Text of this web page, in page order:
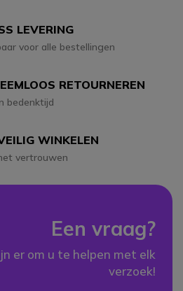
LEVERING
voor alle bestellingen
RETOURNEREN
bedenktijd
WINKELEN
vertrouwen
Een vraag?
er om u te helpen met elk
verzoek!